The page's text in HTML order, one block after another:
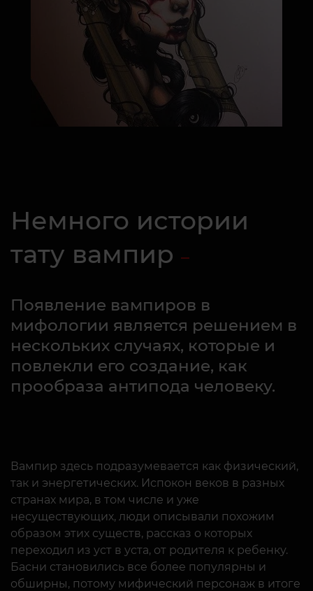
Немного истории
тату вампир
Появление вампиров в
мифологии является решением в
нескольких случаях, которые и
повлекли его создание, как
прообраза антипода человеку.
Вампир здесь подразумевается как физический,
так и энергетических. Испокон веков в разных
странах мира, в том числе и уже
несуществующих, люди описывали похожим
образом этих существ, рассказ о которых
переходил из уст в уста, от родителя к ребенку.
Басни становились все более популярны и
обширны, потому мифический персонаж в итоге